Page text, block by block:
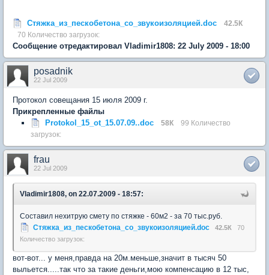
Стяжка_из_пескобетона_со_звукоизоляцией.doc
42.5К
70 Количество загрузок:
Сообщение отредактировал Vladimir1808: 22 July 2009 - 18:00
posadnik
22 Jul 2009
Протокол совещания 15 июля 2009 г.
Прикрепленные файлы
Protokol_15_ot_15.07.09..doc
58К
99 Количество
загрузок:
frau
22 Jul 2009
Vladimir1808, on 22.07.2009 - 18:57:
Составил нехитрую смету по стяжке - 60м2 - за 70 тыс.руб.
Стяжка_из_пескобетона_со_звукоизоляцией.doc
42.5К
70
Количество загрузок:
вот-вот... у меня,правда на 20м.меньше,значит в тысяч 50
выльется.....так что за такие деньги,мою компенсацию в 12 тыс,